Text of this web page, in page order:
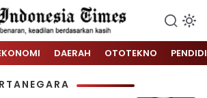
DAERAH OTOTEKNO